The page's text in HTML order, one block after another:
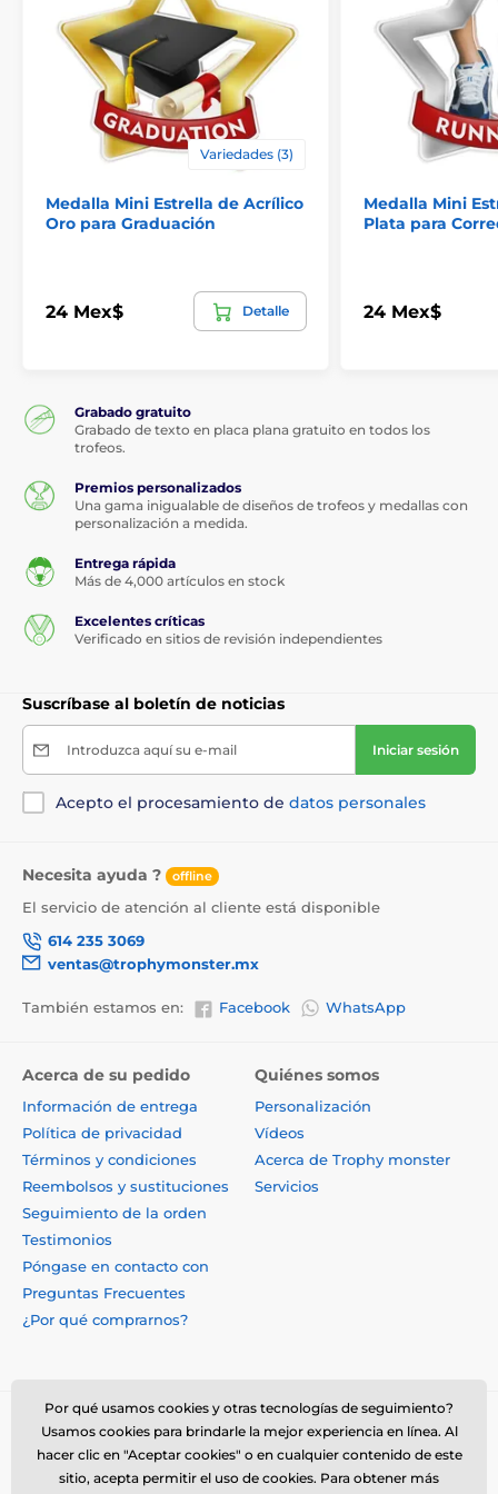
Variedades (3)
Medalla Mini Estrella de Acrílico
Oro para Graduación
24 Mex$ Detalle
Medalla Mini
Plata para
24 Mex$
Grabado gratuito
Grabado de texto en placa plana gratuito en todos los
trofeos.
Premios personalizados
Una gama inigualable de diseños de trofeos y medallas con
personalización a medida.
Entrega rápida
Más de 4,000 artículos en stock
Excelentes críticas
Verificado en sitios de revisión independientes
Suscríbase al boletín de noticias
Introduzca aquí su e-mail Iniciar sesión
Acepto el procesamiento de datos personales
Necesita ayuda ? offline
El servicio de atención al cliente está disponible
614 235 3069
ventas@trophymonster.mx
También estamos en: Facebook WhatsApp
Acerca de su pedido
Información de entrega
Política de privacidad
Términos y condiciones
Reembolsos y sustituciones
Seguimiento de la orden
Testimonios
Póngase en contacto con
Preguntas Frecuentes
¿Por qué comprarnos?
Quiénes somos
Personalización
Vídeos
Acerca de Trophy monster
Servicios
Por qué usamos cookies y otras tecnologías de seguimiento?
Usamos cookies para brindarle la mejor experiencia en línea. Al
hacer clic en "Aceptar cookies" o en cualquier contenido de este
sitio, acepta permitir el uso de cookies. Para obtener más